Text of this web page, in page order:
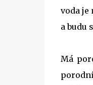
voda je
a budu
Má